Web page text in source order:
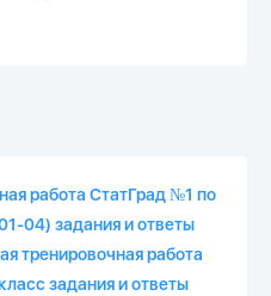
работа СтатГрад №1 по
04) задания и ответы
тренировочная работа
задания и ответы